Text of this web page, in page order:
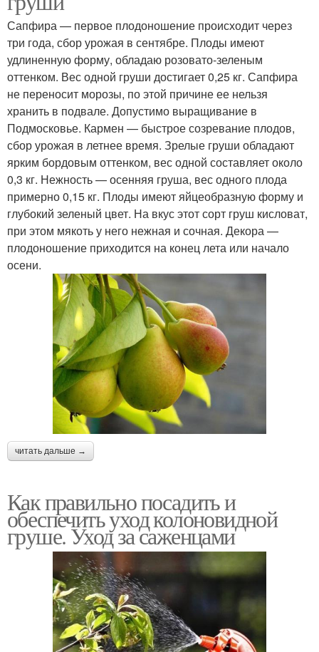
Сапфира — первое плодоношение происходит через
три года, сбор урожая в сентябре. Плоды имеют
удлиненную форму, обладаю розовато-зеленым
оттенком. Вес одной груши достигает 0,25 кг. Сапфира
не переносит морозы, по этой причине ее нельзя
хранить в подвале. Допустимо выращивание в
Подмосковье. Кармен — быстрое созревание плодов,
сбор урожая в летнее время. Зрелые груши обладают
ярким бордовым оттенком, вес одной составляет около
0,3 кг. Нежность — осенняя груша, вес одного плода
примерно 0,15 кг. Плоды имеют яйцеобразную форму и
глубокий зеленый цвет. На вкус этот сорт груш кисловат,
при этом мякоть у него нежная и сочная. Декора —
плодоношение приходится на конец лета или начало
осени.
читать дальше →
Как правильно посадить и
обеспечить уход колоновидной
груше. Уход за саженцами